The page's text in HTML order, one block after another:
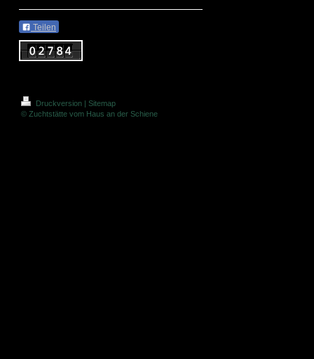
Teilen
Druckversion | Sitemap
© Zuchtstätte vom Haus an der Schiene